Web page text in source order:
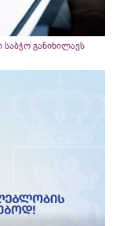
განიხილავს